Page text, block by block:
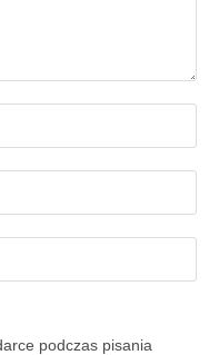
podczas pisania